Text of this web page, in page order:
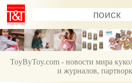
ToyByToy.com - новости мира
и журналов,